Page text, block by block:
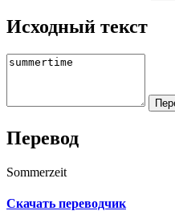
Исходный текст
Перевод
Sommerzeit
Скачать переводчик